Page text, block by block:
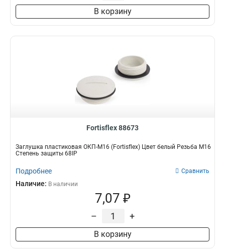
М32/М40
М20/М25 1
М12/М16
В корзину
Fortisflex 88673
Заглушка пластиковая ОКП-М16 (Fortisflex) Цвет белый Резьба M16
Степень защиты 68IP
Подробнее Сравнить
Наличие: В наличии
7,07 ₽
– +
В корзину